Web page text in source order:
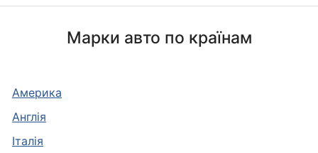
Марки авто по країнам
Америка
Англія
Італія